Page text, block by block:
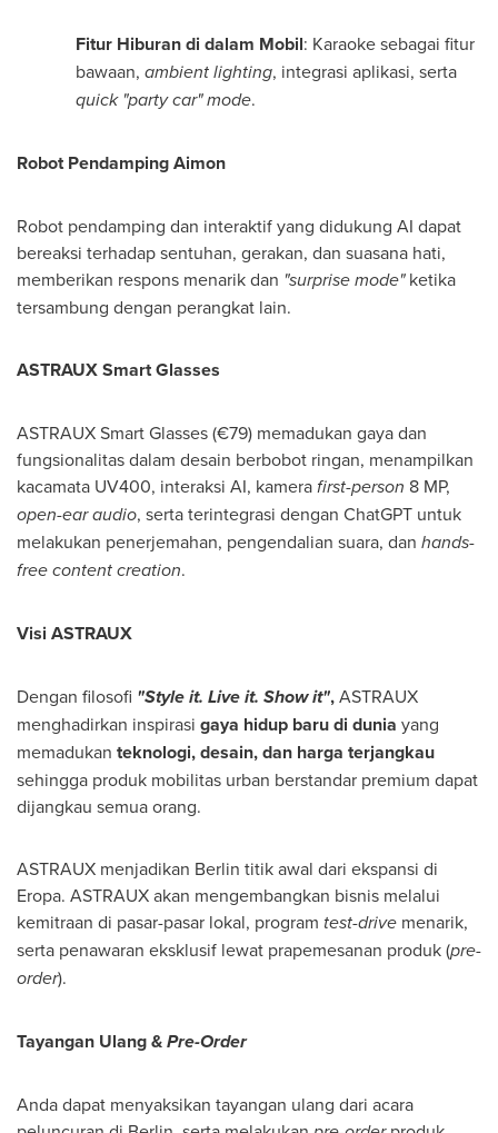
Fitur Hiburan di dalam Mobil: Karaoke sebagai fitur
bawaan,ambient lighting, integrasi aplikasi, serta
quick "party car" mode.
Robot PendampingAimon
Robot pendamping dan interaktif yang didukung AI dapat
bereaksi terhadap sentuhan, gerakan, dan suasana hati,
memberikan respons menarik dan "surprise mode"ketika
tersambung dengan perangkat lain.
ASTRAUXSmart Glasses
ASTRAUX Smart Glasses (€79) memadukan gaya dan
fungsionalitas dalam desain berbobot ringan, menampilkan
kacamata UV400, interaksi AI, kamerafirst-person 8 MP,
open-ear audio, serta terintegrasi dengan ChatGPT untuk
melakukan penerjemahan, pengendalian suara, dan hands-
free content creation.
Visi ASTRAUX
Dengan filosofi "Style it. Live it. Show it",ASTRAUX
menghadirkan inspirasi gaya hidup baru di dunia yang
memadukan teknologi, desain, dan harga terjangkau
sehingga produk mobilitas urban berstandar premium dapat
dijangkau semua orang.
ASTRAUX menjadikan Berlin titik awal dari ekspansi di
Eropa. ASTRAUX akan mengembangkan bisnis melalui
kemitraan di pasar-pasar lokal, program test-drive menarik,
serta penawaran eksklusif lewat prapemesanan produk (pre-
order).
Tayangan Ulang &Pre-Order
Anda dapat menyaksikan tayangan ulang dari acara